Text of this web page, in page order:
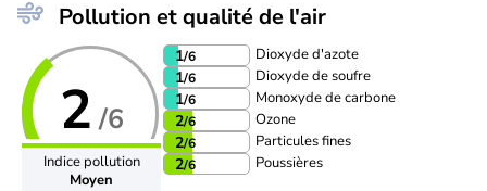
Pollution et qualité de l'air
2 /6
Indice pollution
Moyen
1/6 Dioxyde d'azote
1/6 Dioxyde de soufre
1/6 Monoxyde de carbone
2/6 Ozone
2/6 Particules fines
2/6 Poussières